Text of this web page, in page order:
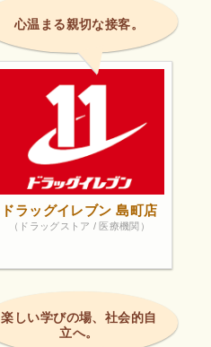
心温まる親切な接客。
ドラッグイレブン 島町店
（ドラッグストア / 医療機関）
楽しい学びの場、社会的自
立へ。